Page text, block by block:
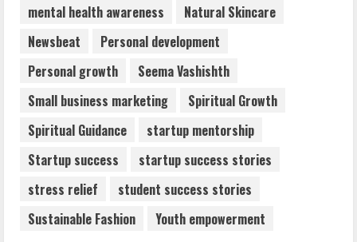
mental health awareness
Natural Skincare
Newsbeat
Personal development
Personal growth
Seema Vashishth
Small business marketing
Spiritual Growth
Spiritual Guidance
startup mentorship
Startup success
startup success stories
stress relief
student success stories
Sustainable Fashion
Youth empowerment